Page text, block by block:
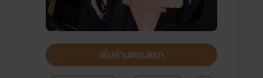
เริ่มอ่านตอนแรก